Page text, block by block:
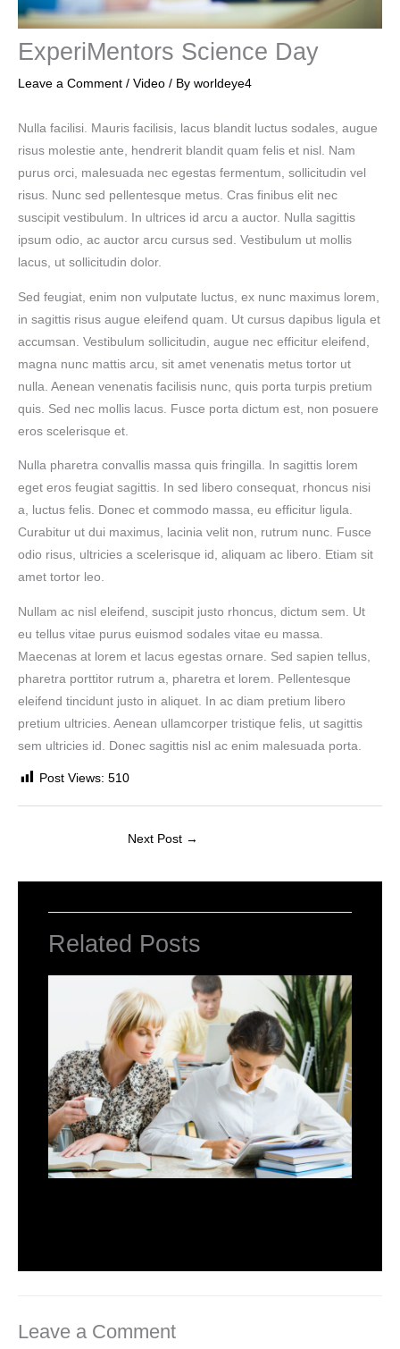
ExperiMentors Science Day
Leave a Comment / Video / By worldeye4
Nulla facilisi. Mauris facilisis, lacus blandit luctus sodales, augue
risus molestie ante, hendrerit blandit quam felis et nisl. Nam
purus orci, malesuada nec egestas fermentum, sollicitudin vel
risus. Nunc sed pellentesque metus. Cras finibus elit nec
suscipit vestibulum. In ultrices id arcu a auctor. Nulla sagittis
ipsum odio, ac auctor arcu cursus sed. Vestibulum ut mollis
lacus, ut sollicitudin dolor.
Sed feugiat, enim non vulputate luctus, ex nunc maximus lorem,
in sagittis risus augue eleifend quam. Ut cursus dapibus ligula et
accumsan. Vestibulum sollicitudin, augue nec efficitur eleifend,
magna nunc mattis arcu, sit amet venenatis metus tortor ut
nulla. Aenean venenatis facilisis nunc, quis porta turpis pretium
quis. Sed nec mollis lacus. Fusce porta dictum est, non posuere
eros scelerisque et.
Nulla pharetra convallis massa quis fringilla. In sagittis lorem
eget eros feugiat sagittis. In sed libero consequat, rhoncus nisi
a, luctus felis. Donec et commodo massa, eu efficitur ligula.
Curabitur ut dui maximus, lacinia velit non, rutrum nunc. Fusce
odio risus, ultricies a scelerisque id, aliquam ac libero. Etiam sit
amet tortor leo.
Nullam ac nisl eleifend, suscipit justo rhoncus, dictum sem. Ut
eu tellus vitae purus euismod sodales vitae eu massa.
Maecenas at lorem et lacus egestas ornare. Sed sapien tellus,
pharetra porttitor rutrum a, pharetra et lorem. Pellentesque
eleifend tincidunt justo in aliquet. In ac diam pretium libero
pretium ultricies. Aenean ullamcorper tristique felis, ut sagittis
sem ultricies id. Donec sagittis nisl ac enim malesuada porta.
Post Views: 510
Next Post →
Related Posts
Leave a Comment